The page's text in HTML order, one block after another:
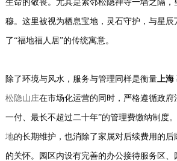
生命的敬畏。尤其是紧邻松隐禅寺一墙之隔
穆。这里被视为栖息宝地，灵石守护，与星
了“福地福人居”的传统寓意。
除了环境与风水，服务与管理同样是衡量上海
松隐山庄在市场化运营的同时，严格遵循政府
一付、最长不超过二十年”的管理费缴纳制度
地的长期维护，也消除了家属对后续费用的
的关怀。园区内设有完善的办公接待服务区